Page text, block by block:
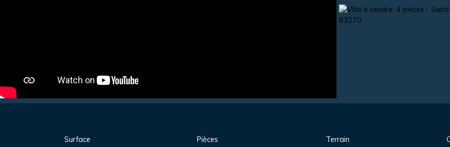
Surface
Pièces
Terrain